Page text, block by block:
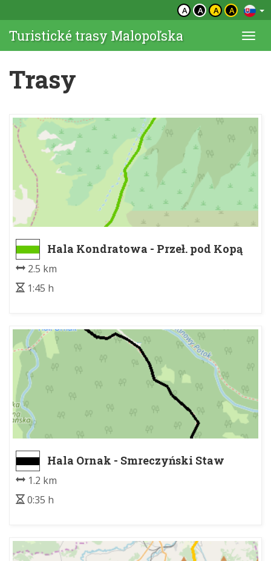
A A A A
Turistické trasy Malopoľska
Trasy
Hala Kondratowa - Przeł. pod Kopą
2.5 km
1:45 h
Hala Ornak - Smreczyński Staw
1.2 km
0:35 h